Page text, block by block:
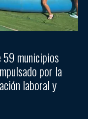
municipios
por la
laboral y